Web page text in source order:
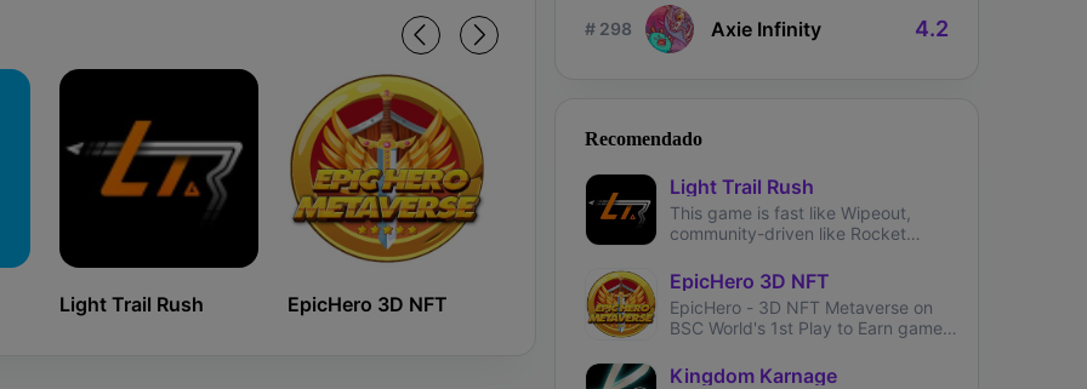
Light Trail Rush EpicHero 3D NFT Kingdom Karnage The Fabled
# 298 Axie Infinity 4.2
Recomendado
Light Trail Rush
This game is fast like Wipeout,
community-driven like Rocket
tracks like TrackMania.
EpicHero 3D NFT
EpicHero - 3D NFT Metaverse on
BSC World's 1st Play to Earn game
each buy&sell.
Kingdom Karnage